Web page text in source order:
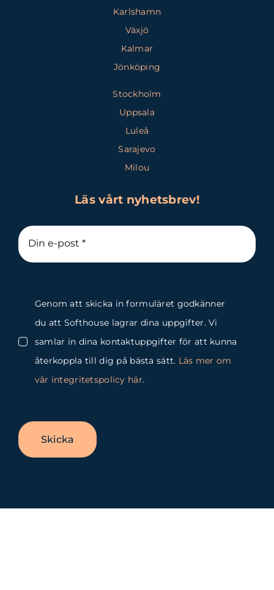
Karlshamn
Växjö
Kalmar
Jönköping
Stockholm
Uppsala
Luleå
Sarajevo
Milou
Läs vårt nyhetsbrev!
Genom att skicka in formuläret godkänner
du att Softhouse lagrar dina uppgifter. Vi
samlar in dina kontaktuppgifter för att kunna
återkoppla till dig på bästa sätt. Läs mer om
vår integritetspolicy här.
Skicka